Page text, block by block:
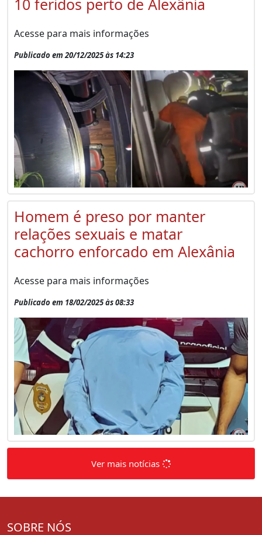
Acesse para mais informações
Publicado em 20/12/2025 às 14:23
Homem é preso por manter
relações sexuais e matar
cachorro enforcado em Alexânia
Acesse para mais informações
Publicado em 18/02/2025 às 08:33
Ver mais notícias
SOBRE NÓS